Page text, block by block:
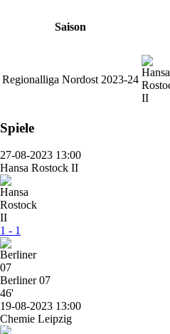
Saison
Regionalliga Nordost 2023-24
Spiele
27-08-2023 13:00
Hansa Rostock II
1 - 1
Berliner 07
46'
19-08-2023 13:00
Chemie Leipzig